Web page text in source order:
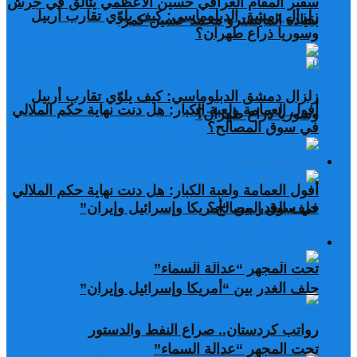
زلزال دمشق الدبلوماسي: كيف يلوّي تقارب أربيل
وسوريا ذراع طهران؟
أفول العمامة ولعبة الكبار: هل دنت نهاية حكم الملالي
في سوق المصالح؟
حلف الغدر بين “أمريكا وإسرائيل وإيران”
تحت المجهر “عدالة السماء”
رواتب كردستان.. صراع النفط والدستور
بقيادة المايسترو محمد حسين كمر
زلزال دمشق الدبلوماسي: كيف يلوّي تقارب أربيل
وسوريا ذراع طهران؟
أفول العمامة ولعبة الكبار: هل دنت نهاية حكم الملالي
في سوق المصالح؟
حلف الغدر بين “أمريكا وإسرائيل وإيران”
تحت المجهر “عدالة السماء”